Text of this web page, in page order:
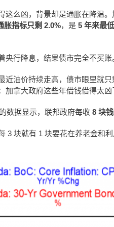
这么凶，背景却是通胀在降温
胀指标只剩 2.0%，是 5 年来最低
央行降息，结果债市完全不买账
近油价持续走高，债市眼里就只
拿大政府这些年借钱借得太凶
数据显示，联邦政府每收 8 块
3 块就有 1 块要花在养老金和